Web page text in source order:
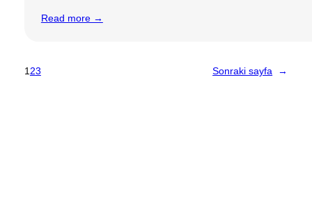
Read more →
123 Sonraki sayfa →